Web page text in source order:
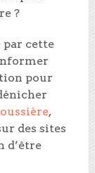
?
par cette
pour
,
des sites
d’être